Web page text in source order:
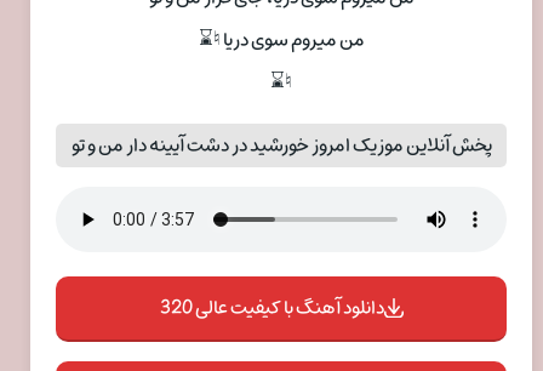
من میروم سوی دریا ♮⌛
♮⌛
پخش آنلاین موزیک امروز خورشید در دشت آیینه دار من و تو
دانلود آهنگ با کیفیت عالی 320